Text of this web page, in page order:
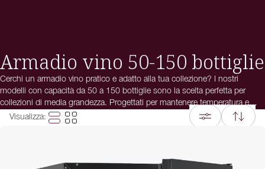
Armadio vino 50-150 bottiglie
Cerchi un armadio vino pratico e adatto alla tua collezione? I nostri
modelli con capacità da 50 a 150 bottiglie sono la scelta perfetta per
collezioni di media grandezza. Progettati per mantenere temperatura e
umidità ottimali, garantiscono che i tuoi vini maturino nelle migliori
condizioni. Scopri gli armadi vino che uniscono funzionalità e stile –
Visualizza: